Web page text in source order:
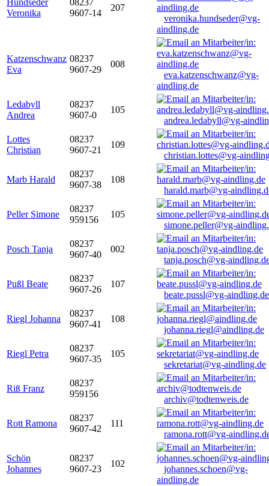
Hundseder
Veronika
08237
9607-14
207
veronika.hundseder@vg-
aindling.de
Katzenschwanz
Eva
08237
9607-29
008
eva.katzenschwanz@vg-
aindling.de
Ledabyll
Andrea
08237
9607-0
105
andrea.ledabyll@vg-
Lottes
Christian
08237
9607-21
109
christian.lottes@vg-
Marb Harald
08237
9607-38
108
harald.marb@vg-
Peller Simone
08237
959156
105
simone.peller@vg-
Posch Tanja
08237
9607-40
002
tanja.posch@vg-
Pußl Beate
08237
9607-26
107
beate.pussl@vg-aindling.de
Riegl Johanna
08237
9607-41
108
johanna.riegl@aindling.de
Riegl Petra
08237
9607-35
105
sekretariat@vg-aindling.de
Riß Franz
08237
959156
archiv@todtenweis.de
Rott Ramona
08237
9607-42
111
ramona.rott@vg-
Schön
Johannes
08237
9607-23
102
johannes.schoen@vg-
aindling.de